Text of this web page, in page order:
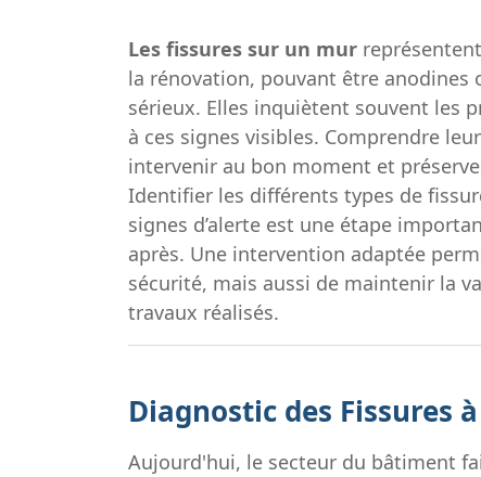
Les fissures sur un mur
la rénovation, pouvant être anodines
sérieux. Elles inquiètent souvent les
à ces signes visibles. Comprendre
intervenir au bon moment et
Identifier les différents types de
signes d’alerte est une étape
après. Une intervention adaptée
sécurité, mais aussi de maintenir la
travaux réalisés.
Diagnostic des Fissures
Aujourd'hui, le secteur du bâtiment